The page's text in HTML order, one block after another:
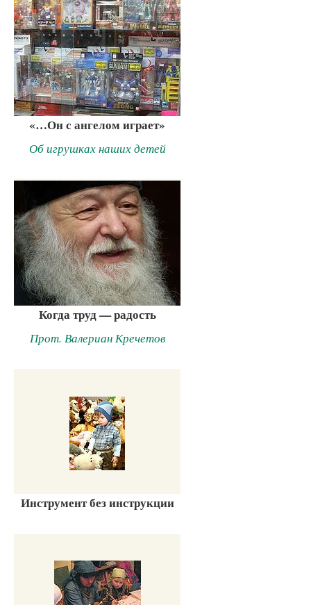
«…Он с ангелом играет»
Об игрушках наших детей
Когда труд — радость
Прот. Валериан Кречетов
Инструмент без инструкции